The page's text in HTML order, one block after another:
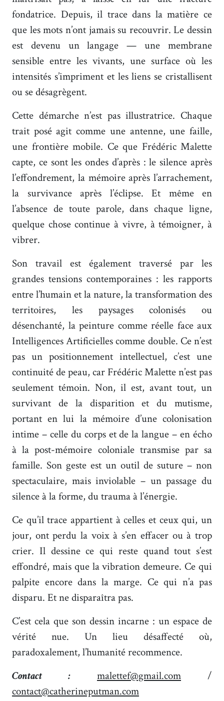
fondatrice. Depuis, il trace dans la matière ce
que les mots n’ont jamais su recouvrir. Le dessin
est devenu un langage — une membrane
sensible entre les vivants, une surface où les
intensités s’impriment et les liens se cristallisent
ou se désagrègent.
Cette démarche n’est pas illustratrice. Chaque
trait posé agit comme une antenne, une faille,
une frontière mobile. Ce que Frédéric Malette
capte, ce sont les ondes d’après : le silence après
l’effondrement, la mémoire après l’arrachement,
la survivance après l’éclipse. Et même en
l’absence de toute parole, dans chaque ligne,
quelque chose continue à vivre, à témoigner, à
vibrer.
Son travail est également traversé par les
grandes tensions contemporaines : les rapports
entre l’humain et la nature, la transformation des
territoires, les paysages colonisés ou
désenchanté, la peinture comme réelle face aux
Intelligences Artificielles comme double. Ce n’est
pas un positionnement intellectuel, c’est une
continuité de peau, car Frédéric Malette n’est pas
seulement témoin. Non, il est, avant tout, un
survivant de la disparition et du mutisme,
portant en lui la mémoire d’une colonisation
intime – celle du corps et de la langue – en écho
à la post-mémoire coloniale transmise par sa
famille. Son geste est un outil de suture – non
spectaculaire, mais inviolable – un passage du
silence à la forme, du trauma à l’énergie.
Ce qu’il trace appartient à celles et ceux qui, un
jour, ont perdu la voix à s’en effacer ou à trop
crier. Il dessine ce qui reste quand tout s’est
effondré, mais que la vibration demeure. Ce qui
palpite encore dans la marge. Ce qui n’a pas
disparu. Et ne disparaîtra pas.
C’est cela que son dessin incarne : un espace de
vérité nue. Un lieu désaffecté où,
paradoxalement, l’humanité recommence.
Contact :
malettef@gmail.com /
contact@catherineputman.com